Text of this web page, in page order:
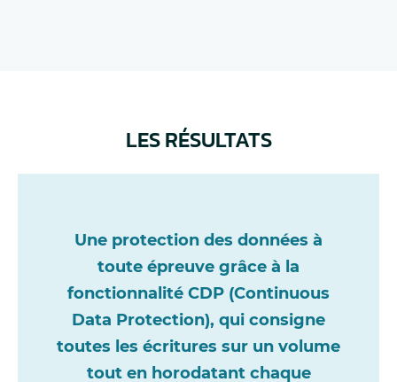
LES RÉSULTATS
Une protection des données à
toute épreuve grâce à la
fonctionnalité CDP (Continuous
Data Protection), qui consigne
toutes les écritures sur un volume
tout en horodatant chaque